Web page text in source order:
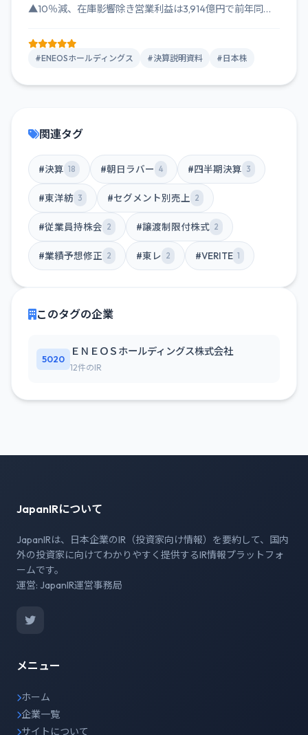
▲10％減、在庫影響除き営業利益は3,914億円で前年同期
#ENEOSホールディングス #決算説明資料 #日本株
関連タグ
#決算 18 #朝日ラバー 4 #四半期決算 3
#東洋紡 3 #セグメント別売上 2
#従業員持株会 2 #譲渡制限付株式 2
#業績予想修正 2 #東レ 2 #VERITE 1
このタグの企業
5020
ＥＮＥＯＳホールディングス株式会社
12件のIR
JapanIRについて
JapanIRは、日本企業のIR（投資家向け情報）を要約して、国内
外の投資家に向けてわかりやすく提供するIR情報プラットフォ
ームです。
運営: JapanIR運営事務局
メニュー
ホーム
企業一覧
サイトについて